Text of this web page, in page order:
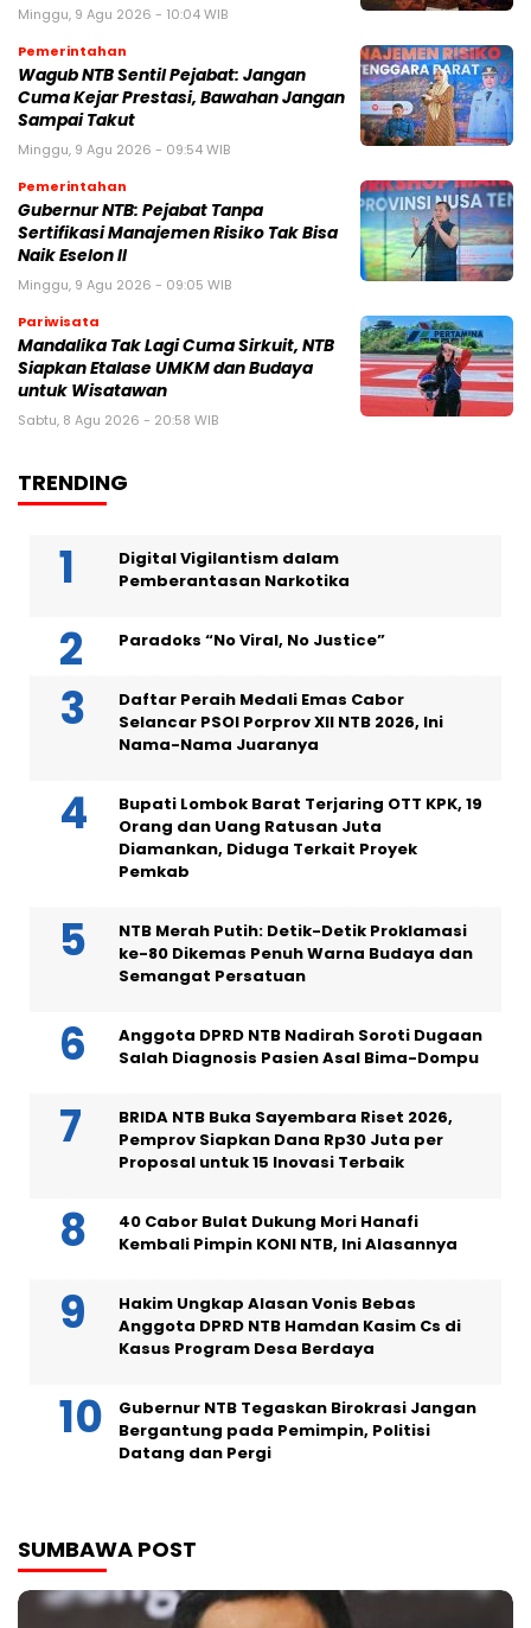
Minggu, 9 Agu 2026 - 10:04 WIB
Pemerintahan
Wagub NTB Sentil Pejabat: Jangan
Cuma Kejar Prestasi, Bawahan Jangan
Sampai Takut
Minggu, 9 Agu 2026 - 09:54 WIB
Pemerintahan
Gubernur NTB: Pejabat Tanpa
Sertifikasi Manajemen Risiko Tak Bisa
Naik Eselon II
Minggu, 9 Agu 2026 - 09:05 WIB
Pariwisata
Mandalika Tak Lagi Cuma Sirkuit, NTB
Siapkan Etalase UMKM dan Budaya
untuk Wisatawan
Sabtu, 8 Agu 2026 - 20:58 WIB
TRENDING
Digital Vigilantism dalam
Pemberantasan Narkotika
Paradoks “No Viral, No Justice”
Daftar Peraih Medali Emas Cabor
Selancar PSOI Porprov XII NTB 2026, Ini
Nama-Nama Juaranya
Bupati Lombok Barat Terjaring OTT KPK, 19
Orang dan Uang Ratusan Juta
Diamankan, Diduga Terkait Proyek
Pemkab
NTB Merah Putih: Detik-Detik Proklamasi
ke-80 Dikemas Penuh Warna Budaya dan
Semangat Persatuan
Anggota DPRD NTB Nadirah Soroti Dugaan
Salah Diagnosis Pasien Asal Bima-Dompu
BRIDA NTB Buka Sayembara Riset 2026,
Pemprov Siapkan Dana Rp30 Juta per
Proposal untuk 15 Inovasi Terbaik
40 Cabor Bulat Dukung Mori Hanafi
Kembali Pimpin KONI NTB, Ini Alasannya
Hakim Ungkap Alasan Vonis Bebas
Anggota DPRD NTB Hamdan Kasim Cs di
Kasus Program Desa Berdaya
Gubernur NTB Tegaskan Birokrasi Jangan
Bergantung pada Pemimpin, Politisi
Datang dan Pergi
SUMBAWA POST